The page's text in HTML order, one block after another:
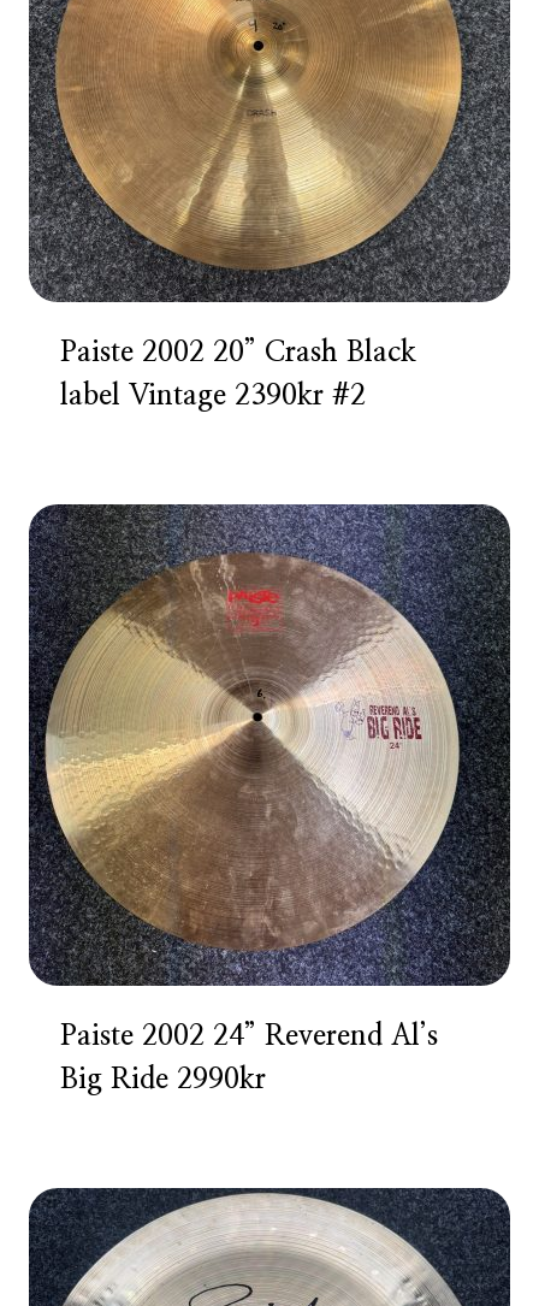
Paiste 2002 20” Crash Black
label Vintage 2390kr #2
Paiste 2002 24” Reverend Al’s
Big Ride 2990kr